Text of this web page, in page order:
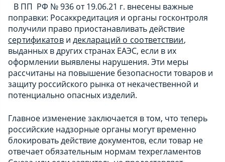
В ПП РФ № 936 от 19.06.21 г. внесены важные
поправки: Росаккредитация и органы госконтроля
получили право приостанавливать действие
сертификатови деклараций о соответствии,
выданных в других странах ЕАЭС, если в их
оформлении выявлены нарушения. Эти меры
рассчитаны на повышение безопасности товаров и
защиту российского рынка от некачественной и
потенциально опасных изделий.
Главное изменение заключается в том, что теперь
российские надзорные органы могут временно
блокировать действие документов, если товар не
отвечает обязательным нормам техрегламентов